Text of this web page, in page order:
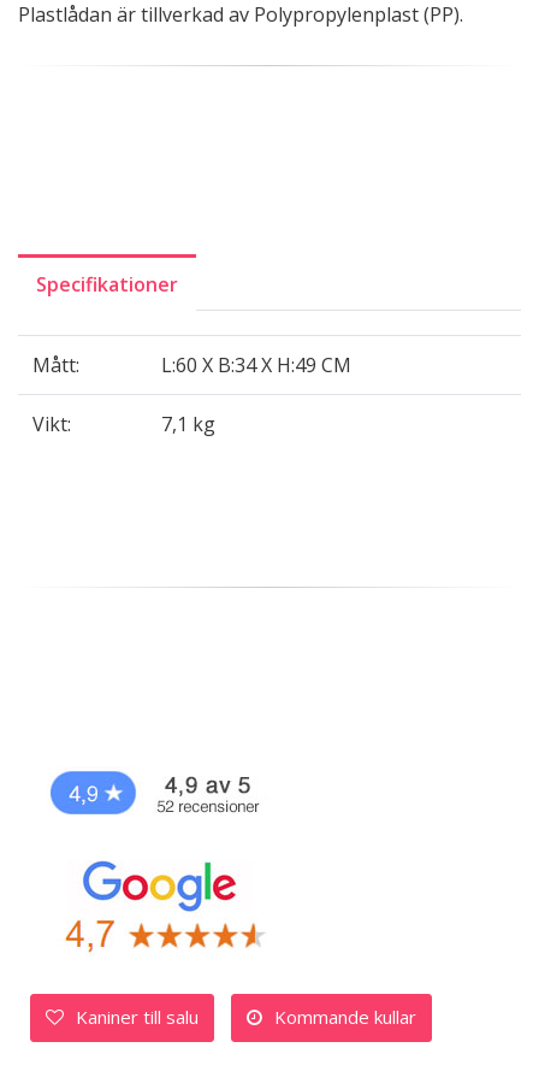
Plastlådan är tillverkad av Polypropylenplast (PP).
Specifikationer
Mått: L:60 X B:34 X H:49 CM
Vikt: 7,1 kg
Kaniner till salu Kommande kullar